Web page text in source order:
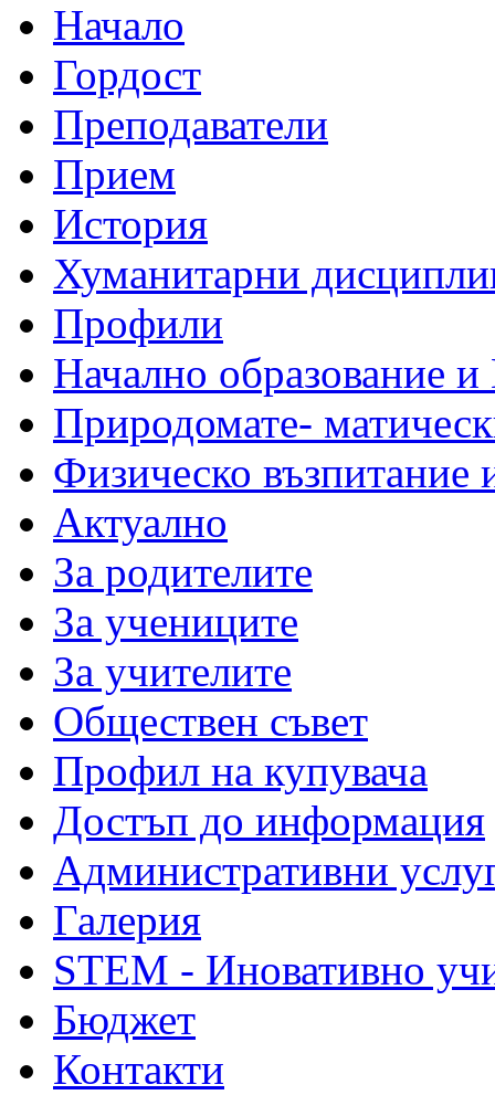
Начало
Гордост
Преподаватели
Прием
История
Хуманитарни
Профили
Начално образование
Природомате-
Физическо възпитание
Актуално
За родителите
За учениците
За учителите
Обществен съвет
Профил на купувача
Достъп до информация
Административни
Галерия
STEM - Иновативно
Бюджет
Контакти